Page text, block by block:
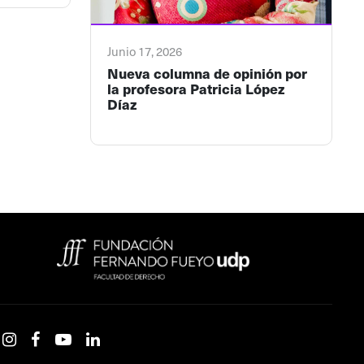
Junio 17, 2026
Nueva columna de opinión por
la profesora Patricia López
Díaz